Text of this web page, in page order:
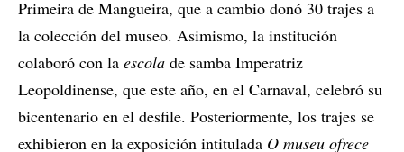
Primeira de Mangueira, que a cambio donó 30 trajes a
la colección del museo. Asimismo, la institución
colaboró con la escola de samba Imperatriz
Leopoldinense, que este año, en el Carnaval, celebró su
bicentenario en el desfile. Posteriormente, los trajes se
exhibieron en la exposición intitulada O museu ofrece